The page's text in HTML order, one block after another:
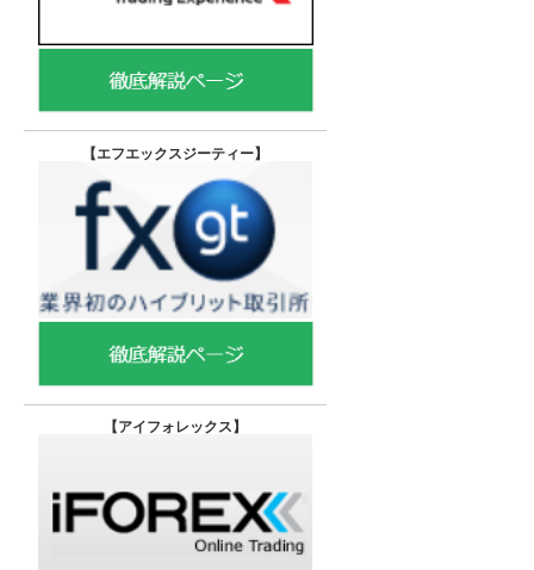
【エフエックスジーティー】
【アイフォレックス】